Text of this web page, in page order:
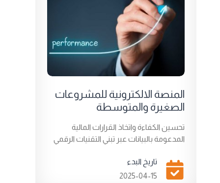
المنصة الالكترونية للمشروعات
الصغيرة والمتوسطة
تحسين الكفاءة واتخاذ القرارات المالية
المدعومة بالبيانات عبر تبني التقنيات الرقمي
تاريخ البدء
2025-04-15